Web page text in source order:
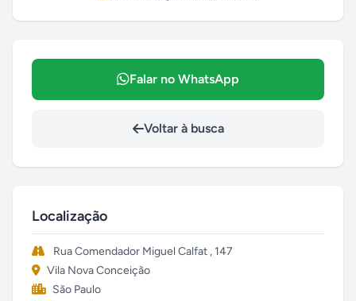
Falar no WhatsApp
Voltar à busca
Localização
Rua Comendador Miguel Calfat , 147
Vila Nova Conceição
São Paulo